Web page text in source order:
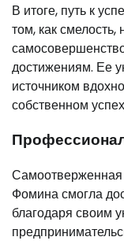
В итоге, путь к
том, как смелость,
достижениям. Ее
источником
собственном
Самоотверженная
Фомина смогла
благодаря своим